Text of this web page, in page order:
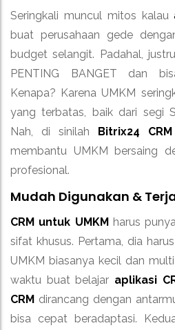
Seringkali muncul mitos kalau
buat perusahaan gede
budget selangit. Padahal, justru
PENTING BANGET dan
Kenapa? Karena UMKM
yang terbatas, baik dari segi
Nah, di sinilah Bitrix24 CRM
membantu UMKM bersaing
profesional.
Mudah Digunakan &
CRM untuk UMKMharus
sifat khusus. Pertama, dia harus
UMKM biasanya kecil dan
waktu buat belajar aplikasi
CRM dirancang dengan
bisa cepat beradaptasi.